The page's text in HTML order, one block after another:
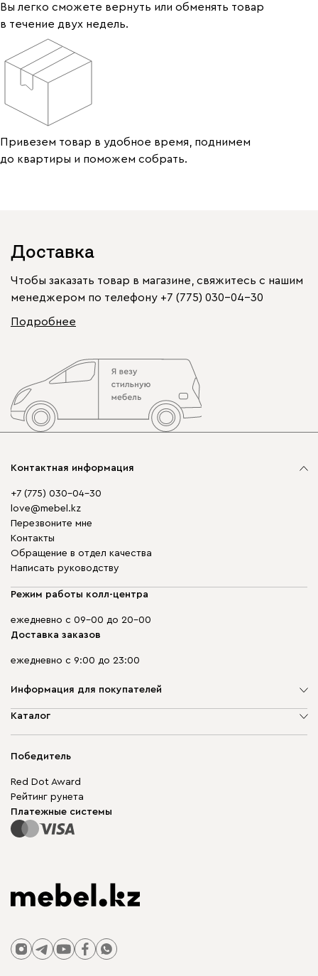
Вы легко сможете вернуть или обменять товар
в течение двух недель.
Привезем товар в удобное время, поднимем
до квартиры и поможем собрать.
Доставка
Чтобы заказать товар в магазине, свяжитесь с нашим
менеджером по телефону +7 (775) 030-04-30
Подробнее
Контактная информация
+7 (775) 030-04-30
love@mebel.kz
Перезвоните мне
Контакты
Обращение в отдел качества
Написать руководству
Режим работы колл-центра
ежедневно с 09-00 до 20-00
Доставка заказов
ежедневно с 9:00 до 23:00
Информация для покупателей
О компании
Гарантия
Для бизнеса
Карта сайта
Каталог
Корпусная мебель
Модульная мебель
Столы и стулья
Победитель
Red Dot Award
Рейтинг рунета
Платежные системы